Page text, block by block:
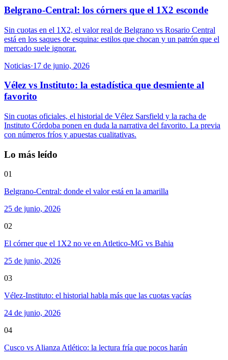
Belgrano-Central: los córners que el 1X2 esconde
Sin cuotas en el 1X2, el valor real de Belgrano vs Rosario Central
está en los saques de esquina: estilos que chocan y un patrón que el
mercado suele ignorar.
Noticias·17 de junio, 2026
Vélez vs Instituto: la estadística que desmiente al
favorito
Sin cuotas oficiales, el historial de Vélez Sarsfield y la racha de
Instituto Córdoba ponen en duda la narrativa del favorito. La previa
con números fríos y apuestas cualitativas.
Lo más leído
01
Belgrano-Central: donde el valor está en la amarilla
25 de junio, 2026
02
El córner que el 1X2 no ve en Atletico-MG vs Bahia
25 de junio, 2026
03
Vélez-Instituto: el historial habla más que las cuotas vacías
24 de junio, 2026
04
Cusco vs Alianza Atlético: la lectura fría que pocos harán